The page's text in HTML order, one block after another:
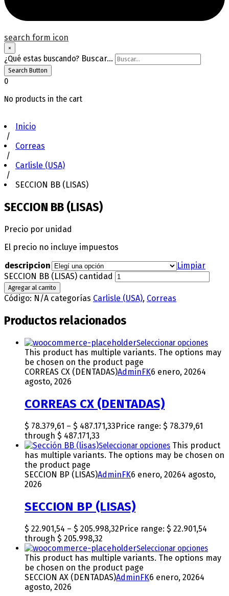
search form icon
×
¿Qué estas buscando? Buscar...
Search Button
0
No products in the cart
Inicio
/
Correas
/
Carlisle (USA)
/
SECCION BB (LISAS)
SECCION BB (LISAS)
Precio por unidad
El precio no incluye impuestos
descripcion
Limpiar
SECCION BB (LISAS) cantidad
Agregar al carrito
Código: N/A categorías Carlisle (USA), Correas
Productos relacionados
Seleccionar opciones
This product has multiple variants. The options may
be chosen on the product page
CORREAS CX (DENTADAS)AdminFK6 enero, 20264
agosto, 2026
CORREAS CX (DENTADAS)
$ 78.379,61 – $ 487.171,33Price range: $ 78.379,61
through $ 487.171,33
Seleccionar opciones This product
has multiple variants. The options may be chosen on
the product page
SECCION BP (LISAS)AdminFK6 enero, 20264 agosto,
2026
SECCION BP (LISAS)
$ 22.901,54 – $ 205.998,32Price range: $ 22.901,54
through $ 205.998,32
Seleccionar opciones
This product has multiple variants. The options may
be chosen on the product page
SECCION AX (DENTADAS)AdminFK6 enero, 20264
agosto, 2026